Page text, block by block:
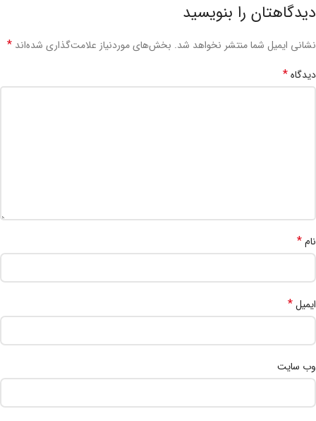
دیدگاهتان را بنویسید
نشانی ایمیل شما منتشر نخواهد شد. بخش‌های موردنیاز علامت‌گذاری شده‌اند *
دیدگاه*
نام*
ایمیل*
وب‌ سایت